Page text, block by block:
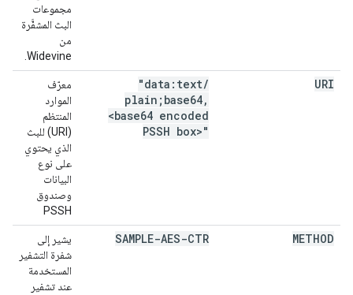
مجموعات
البث المشفَّرة
من
Widevine.
URI
"data:text/
plain;base64,
<base64 encoded
PSSH box>"
معرّف
الموارد
المنتظم
(URI) للبث
الذي يحتوي
على نوع
البيانات
وصندوق
PSSH
METHOD
SAMPLE-AES-CTR
يشير إلى
شفرة التشفير
المستخدمة
عند تشفير